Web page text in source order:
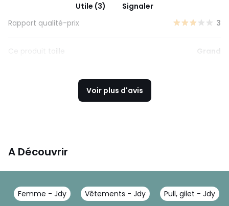
Utile (3)
Signaler
Rapport qualité-prix
3
Ce produit taille Grand
Voir plus d'avis
A Découvrir
Femme - Jdy Vêtements - Jdy Pull, gilet - Jdy